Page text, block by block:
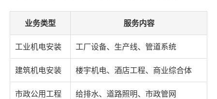
业务类型 服务内容
工业机电安装 工厂设备、生产线、管道系统
建筑机电安装 楼宇机电、酒店工程、商业综合体
市政公用工程 给排水、道路照明、市政管网